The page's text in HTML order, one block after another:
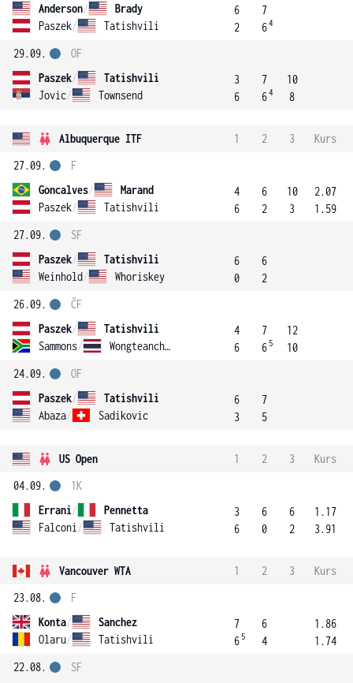
Anderson/
Brady
Paszek/ Tatishvili
6
2
7
64
29.09.
Paszek/
Tatishvili
Jovic/ Townsend
OF
3
6
7
64
10
8
Albuquerque ITF 1 2 3
Kurs
27.09.
Goncalves/
Marand
Paszek/ Tatishvili
F
4
6
6
2
10
3
2.07
1.59
27.09.
Paszek/
Tatishvili
Weinhold/ Whoriskey
SF
6
0
6
2
26.09.
Paszek/
Tatishvili
Sammons/ Wongteanchai
ČF
4
6
7
6 5
12
10
24.09.
Paszek/
Tatishvili
Abaza/ Sadikovic
OF
6
3
7
5
US Open 1 2 3
Kurs
04.09.
Errani/
Pennetta
Falconi / Tatishvili
1K
3
6
6
0
6
2
1.17
3.91
Vancouver WTA 1 2 3
Kurs
23.08.
Konta/
Sanchez
Olaru/ Tatishvili
F
7
6 5
6
4
1.86
1.74
22.08.
SF